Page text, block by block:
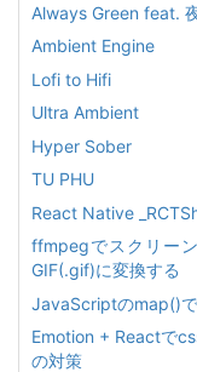
Always Green feat. 夜
Ambient Engine
Lofi to Hifi
Ultra Ambient
Hyper Sober
TU PHU
React Native
ffmpegでスクリー
GIF(.gif)に変換する
JavaScriptのmap()
Emotion + Reactで
の対策